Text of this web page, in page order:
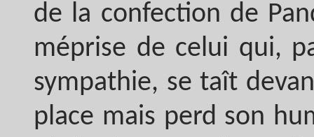
de la confection de
méprise de celui qui,
sympathie, se taît
place mais perd son